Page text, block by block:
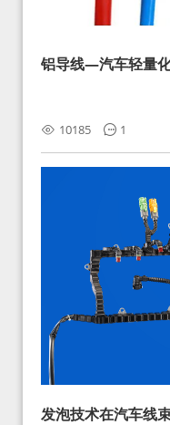
铝导线—汽车轻量
10185 1
发泡技术在汽车线